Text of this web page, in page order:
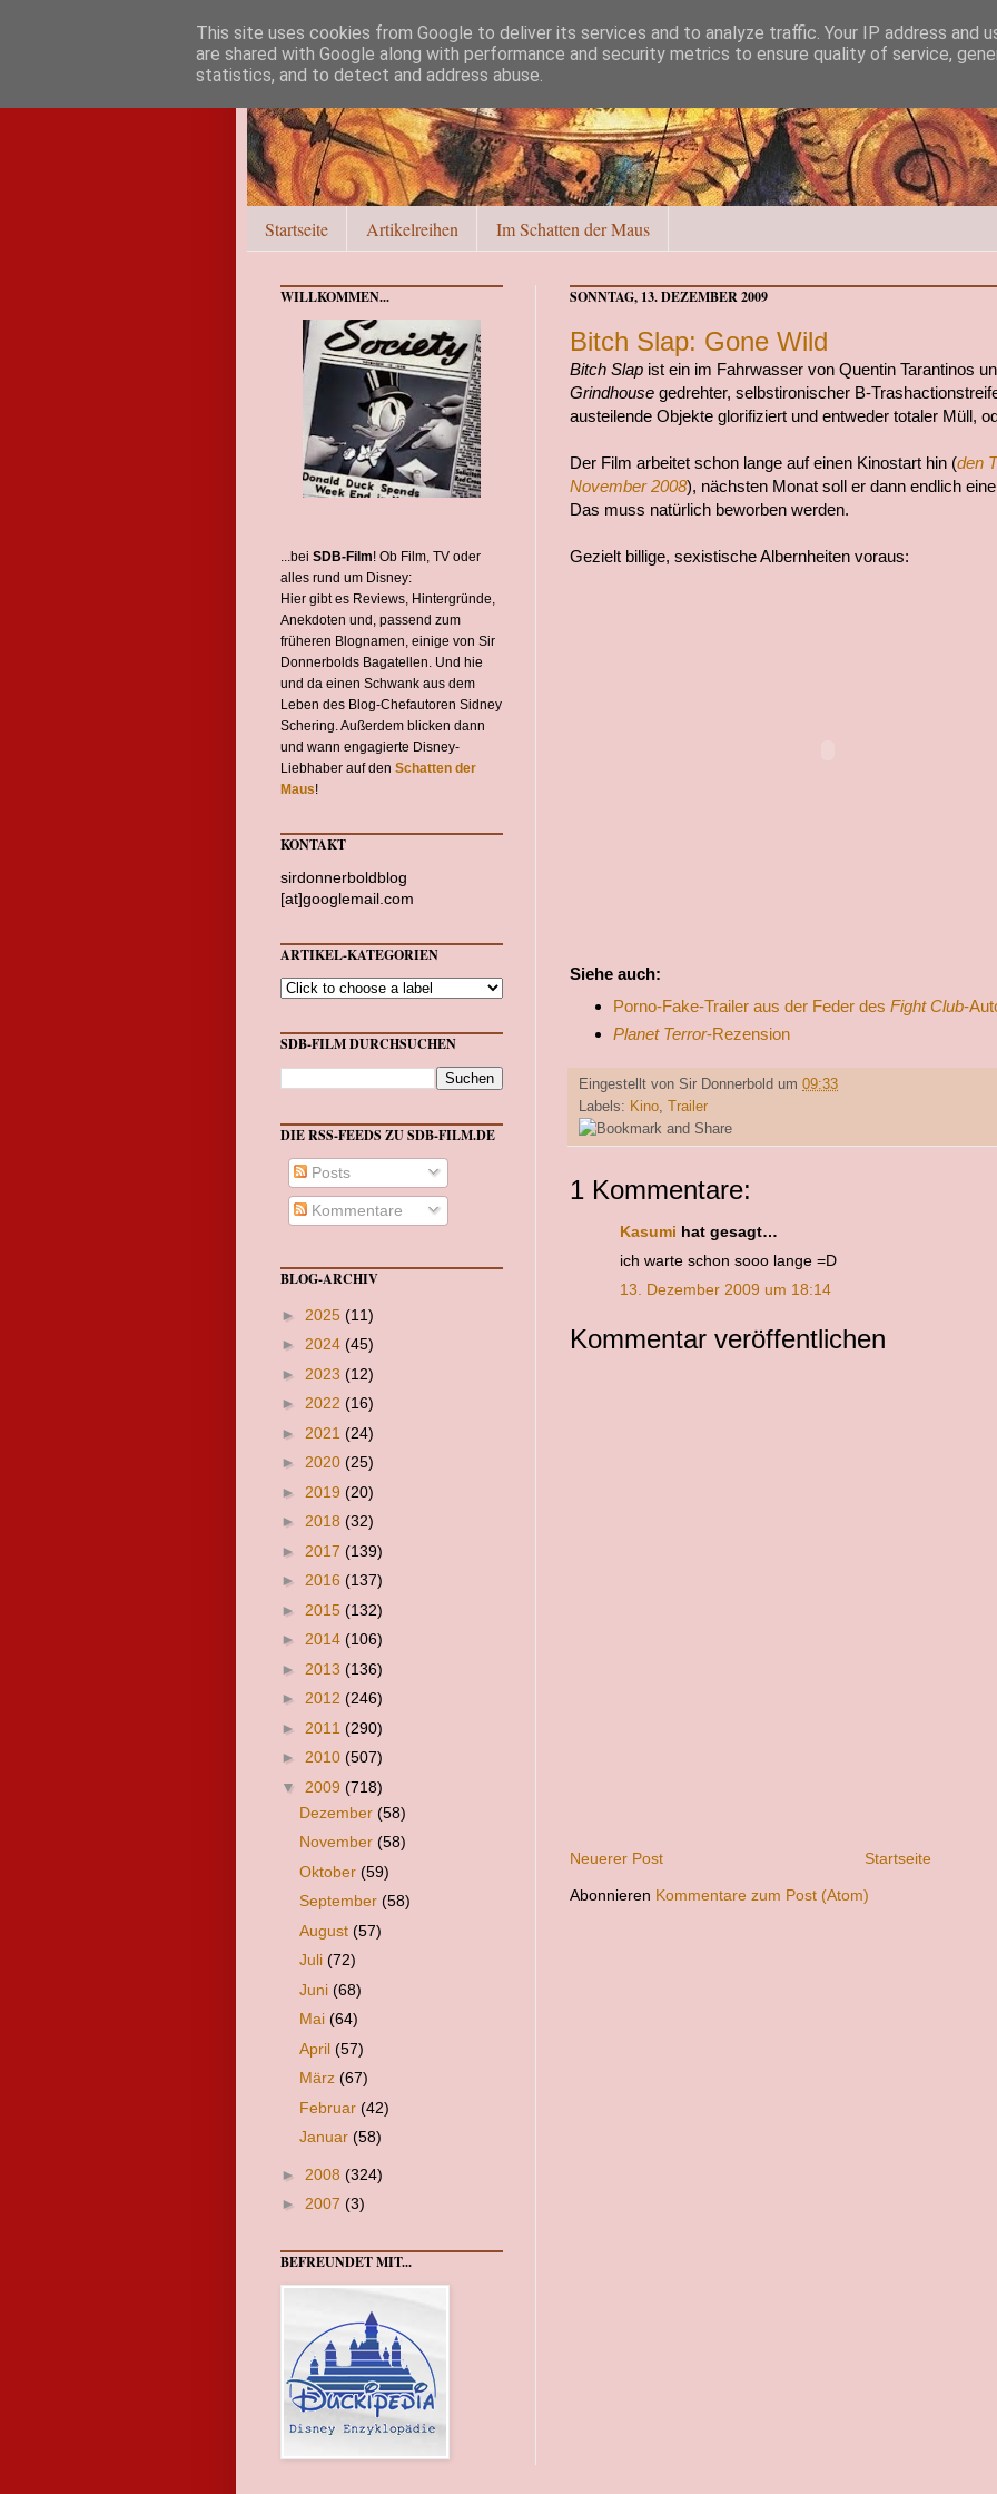
Startseite Artikelreihen Im Schatten der Maus
SONNTAG, 13. DEZEMBER 2009
Bitch Slap: Gone Wild
Bitch Slap ist ein im Fahrwasser von Quentin Tarantinos
Grindhouse gedrehter, selbstironischer B-
austeilende Objekte glorifiziert und entweder totaler Müll,
Der Film arbeitet schon lange auf einen Kinostart hin (den
November 2008), nächsten Monat soll er dann endlich
Das muss natürlich beworben werden.
Gezielt billige, sexistische Albernheiten voraus:
Siehe auch:
Porno-Fake-Trailer aus der Feder des Fight Club-
Planet Terror-Rezension
Eingestellt von Sir Donnerbold um 09:33
Labels: Kino Trailer
1 Kommentare:
Kasumi hat gesagt…
ich warte schon sooo lange =D
13. Dezember 2009 um 18:14
Kommentar veröffentlichen
Neuerer Post Startseite
Abonnieren Kommentare zum Post (Atom)
WILLKOMMEN...
...bei SDB-Film! Ob Film, TV oder
alles rund um Disney:
Hier gibt es Reviews, Hintergründe,
Anekdoten und, passend zum
früheren Blognamen, einige von Sir
Donnerbolds Bagatellen. Und hie
und da einen Schwank aus dem
Leben des Blog-Chefautoren Sidney
Schering. Außerdem blicken dann
und wann engagierte Disney-
Liebhaber auf den Schatten der
Maus!
KONTAKT
sirdonnerboldblog
[at]googlemail.com
ARTIKEL-KATEGORIEN
SDB-FILM DURCHSUCHEN
DIE RSS-FEEDS ZU SDB-FILM.DE
Posts
Kommentare
BLOG-ARCHIV
► 2025 (11)
► 2024 (45)
► 2023 (12)
► 2022 (16)
► 2021 (24)
► 2020 (25)
► 2019 (20)
► 2018 (32)
► 2017 (139)
► 2016 (137)
► 2015 (132)
► 2014 (106)
► 2013 (136)
► 2012 (246)
► 2011 (290)
► 2010 (507)
▼ 2009 (718)
Dezember (58)
November (58)
Oktober (59)
September (58)
August (57)
Juli (72)
Juni (68)
Mai (64)
April (57)
März (67)
Februar (42)
Januar (58)
► 2008 (324)
► 2007 (3)
BEFREUNDET MIT...
This site uses cookies from Google to deliver its services and to analyze traffic. Your IP address and
are shared with Google along with performance and security metrics to ensure quality of service,
statistics, and to detect and address abuse.